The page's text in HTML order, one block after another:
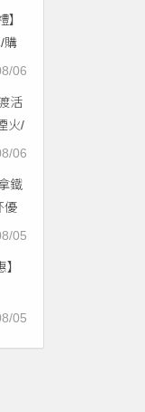
】
購
06
活
火/
06
鐵
優
05
！
05